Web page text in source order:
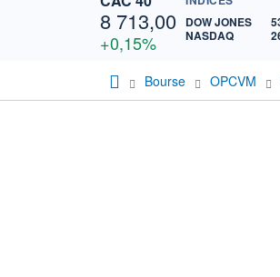
8 713,00
+0,15%
DOW JONES
NASDAQ
Bourse OPCVM